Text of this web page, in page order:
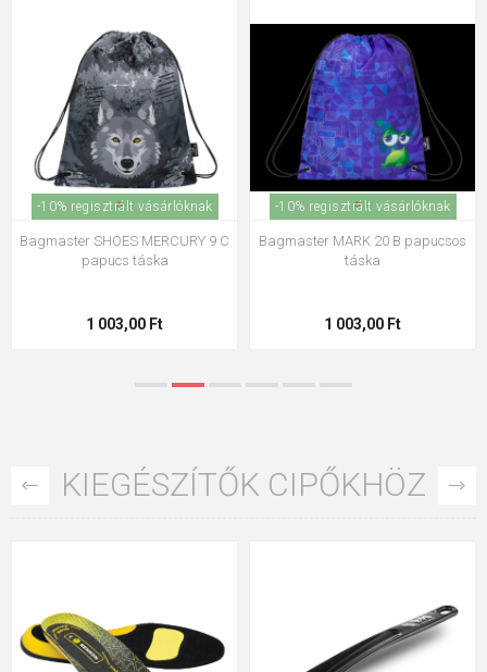
-10% regisztrált vásárlóknak
Bagmaster táska ALFA 21 A
iskolatáska papucshoz /
5 865,00 Ft
-10% regisztrált vásárlóknak
Bagmaster Bag ALFA 21 B
iskolatáska papucshoz /
5 865,00 Ft
KIEGÉSZÍTŐK CIPŐKHÖZ